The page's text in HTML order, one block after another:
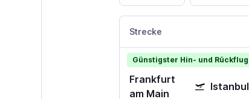
Strecke
Günstigster Hin- und Rückflug
Frankfurt
am Main
Istanbul